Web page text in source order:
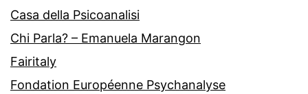
Casa della Psicoanalisi
Chi Parla? – Emanuela Marangon
Fairitaly
Fondation Européenne Psychanalyse